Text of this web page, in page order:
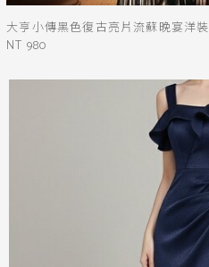
大亨小傳黑色復古亮片流蘇晚宴洋裝
NT 980